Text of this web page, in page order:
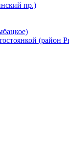
пр.)
(район